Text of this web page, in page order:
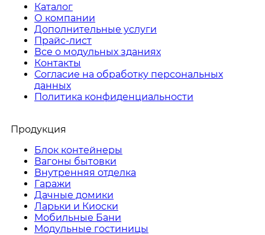
Каталог
О компании
Дополнительные услуги
Прайс-лист
Все о модульных зданиях
Контакты
Согласие на обработку персональных
данных
Политика конфиденциальности
Продукция
Блок контейнеры
Вагоны бытовки
Внутренняя отделка
Гаражи
Дачные домики
Ларьки и Киоски
Мобильные Бани
Модульные гостиницы